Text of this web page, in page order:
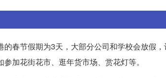
春节假期为3天，大部分公司和学校会放假
加花街花市、逛年货市场、赏花灯等。